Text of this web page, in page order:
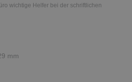
wichtige Helfer bei der schriftlichen
mm